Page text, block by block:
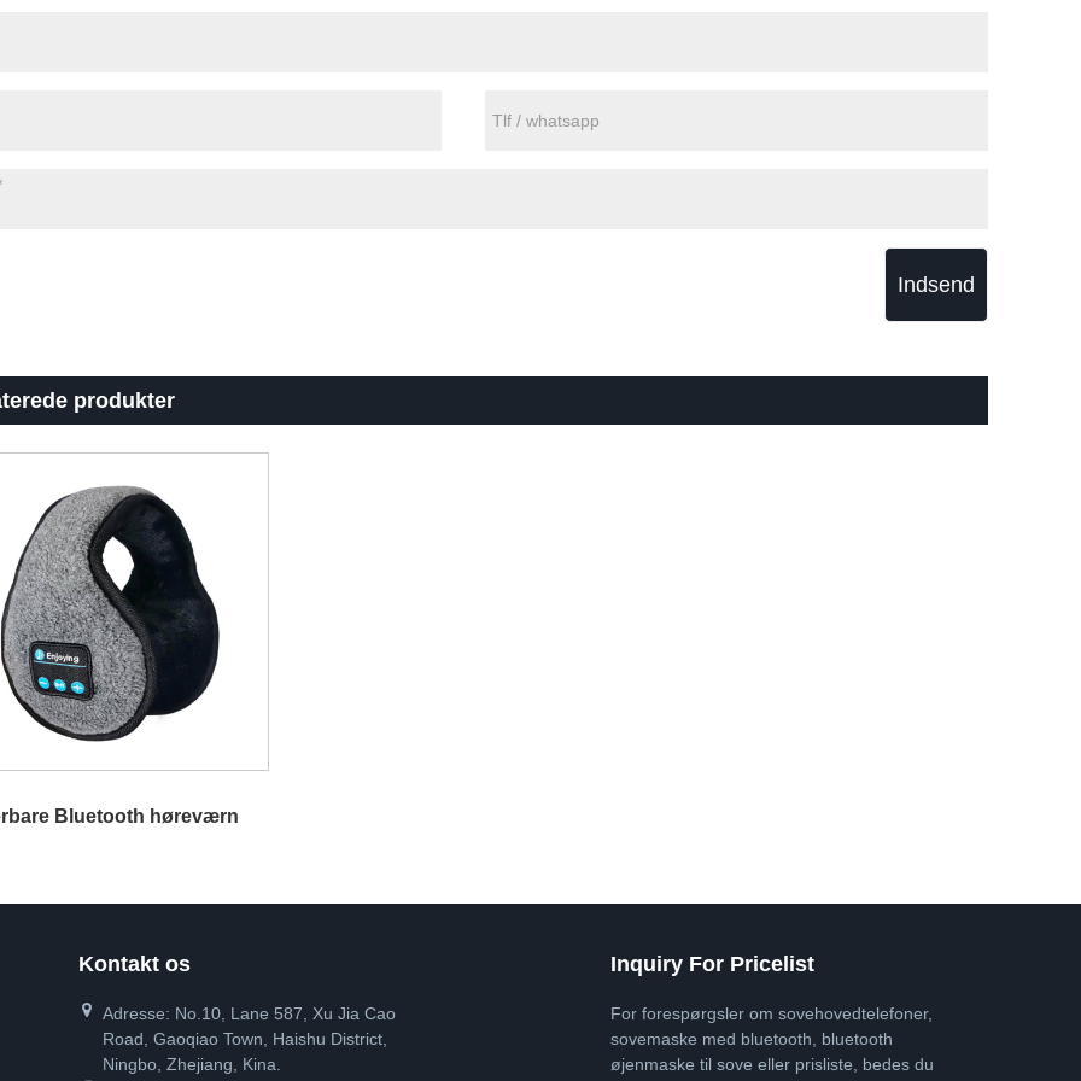
Indsend
produkter
Bluetooth høreværn
Kontakt os
Adresse: No.10, Lane 587, Xu Jia Cao
Road, Gaoqiao Town, Haishu District,
Ningbo, Zhejiang, Kina.
Inquiry For Pricelist
For forespørgsler om sovehovedtelefoner,
sovemaske med bluetooth, bluetooth
øjenmaske til sove eller prisliste, bedes du